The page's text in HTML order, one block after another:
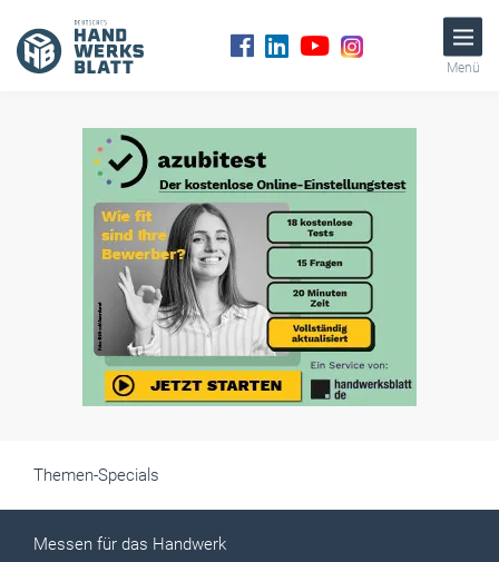
Menü
Themen-Specials
Messen für das Handwerk